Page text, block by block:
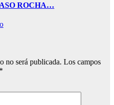
ROCHA…
no será publicada. Los campos
*